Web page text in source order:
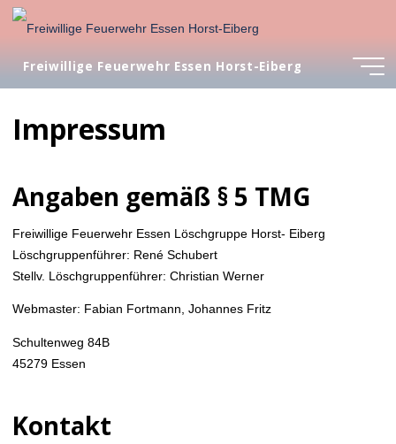
Zum
Inhalt
Freiwillige Feuerwehr Essen Horst-Eiberg
Impressum
Angaben gemäß § 5 TMG
Freiwillige Feuerwehr Essen Löschgruppe Horst- Eiberg
Löschgruppenführer: René Schubert
Stellv. Löschgruppenführer: Christian Werner
Webmaster: Fabian Fortmann, Johannes Fritz
Schultenweg 84B
45279 Essen
Kontakt